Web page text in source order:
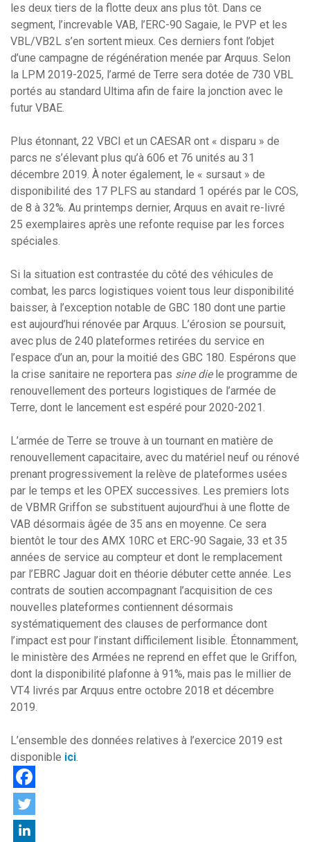
les deux tiers de la flotte deux ans plus tôt. Dans ce
segment, l’increvable VAB, l’ERC-90 Sagaie, le PVP et les
VBL/VB2L s’en sortent mieux. Ces derniers font l’objet
d’une campagne de régénération menée par Arquus. Selon
la LPM 2019-2025, l’armé de Terre sera dotée de 730 VBL
portés au standard Ultima afin de faire la jonction avec le
futur VBAE.
Plus étonnant, 22 VBCI et un CAESAR ont « disparu » de
parcs ne s’élevant plus qu’à 606 et 76 unités au 31
décembre 2019. À noter également, le « sursaut » de
disponibilité des 17 PLFS au standard 1 opérés par le COS,
de 8 à 32%. Au printemps dernier, Arquus en avait re-livré
25 exemplaires après une refonte requise par les forces
spéciales.
Si la situation est contrastée du côté des véhicules de
combat, les parcs logistiques voient tous leur disponibilité
baisser, à l’exception notable de GBC 180 dont une partie
est aujourd’hui rénovée par Arquus. L’érosion se poursuit,
avec plus de 240 plateformes retirées du service en
l’espace d’un an, pour la moitié des GBC 180. Espérons que
la crise sanitaire ne reportera pas sine diele programme de
renouvellement des porteurs logistiques de l’armée de
Terre, dont le lancement est espéré pour 2020-2021.
L’armée de Terre se trouve à un tournant en matière de
renouvellement capacitaire, avec du matériel neuf ou rénové
prenant progressivement la relève de plateformes usées
par le temps et les OPEX successives. Les premiers lots
de VBMR Griffon se substituent aujourd’hui à une flotte de
VAB désormais âgée de 35 ans en moyenne. Ce sera
bientôt le tour des AMX 10RC et ERC-90 Sagaie, 33 et 35
années de service au compteur et dont le remplacement
par l’EBRC Jaguar doit en théorie débuter cette année. Les
contrats de soutien accompagnant l’acquisition de ces
nouvelles plateformes contiennent désormais
systématiquement des clauses de performance dont
l’impact est pour l’instant difficilement lisible. Étonnamment,
le ministère des Armées ne reprend en effet que le Griffon,
dont la disponibilité plafonne à 91%, mais pas le millier de
VT4 livrés par Arquus entre octobre 2018 et décembre
2019.
L’ensemble des données relatives à l’exercice 2019 est
disponible ici